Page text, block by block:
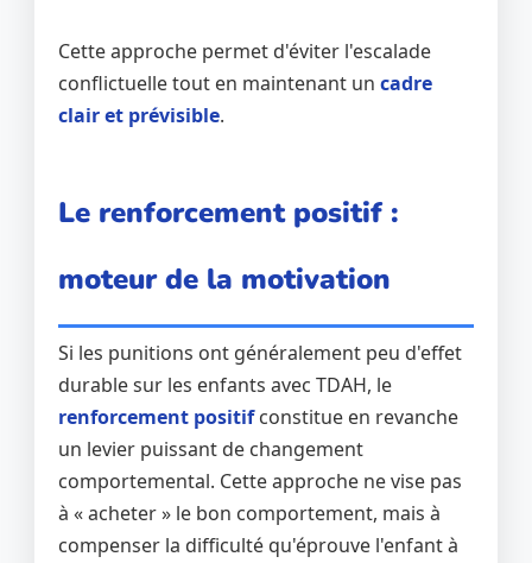
Cette approche permet d'éviter l'escalade
conflictuelle tout en maintenant uncadre
clair et prévisible.
Le renforcement positif :
moteur de la motivation
Si les punitions ont généralement peu d'effet
durable sur les enfants avec TDAH, le
renforcement positifconstitue en revanche
un levier puissant de changement
comportemental. Cette approche ne vise pas
à « acheter » le bon comportement, mais à
compenser la difficulté qu'éprouve l'enfant à